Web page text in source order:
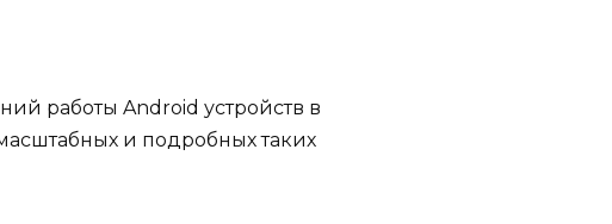
работы Android устройств в
и подробных таких